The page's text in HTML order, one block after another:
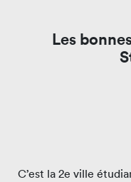
Les
C’est la 2e ville